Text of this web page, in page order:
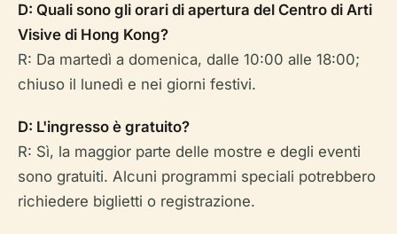
D: Quali sono gli orari di apertura del Centro di Arti
Visive di Hong Kong?
R: Da martedì a domenica, dalle 10:00 alle 18:00;
chiuso il lunedì e nei giorni festivi.
D: L'ingresso è gratuito?
R: Sì, la maggior parte delle mostre e degli eventi
sono gratuiti. Alcuni programmi speciali potrebbero
richiedere biglietti o registrazione.